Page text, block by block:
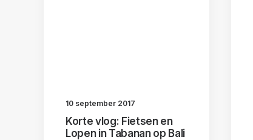
10 september 2017
Korte vlog: Fietsen en
Lopen in Tabanan op Bali